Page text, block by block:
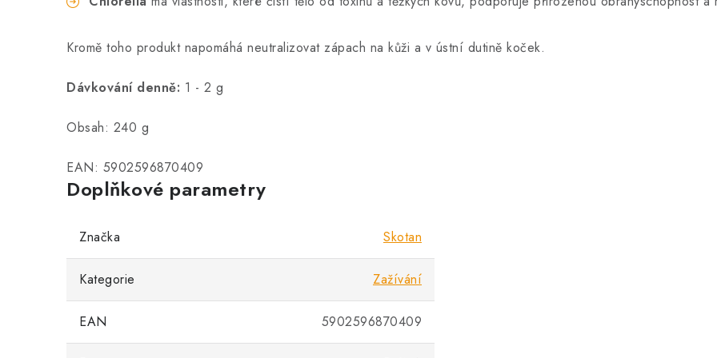
Kromě toho produkt napomáhá neutralizovat zápach na kůži a v ústní dutině koček.
Dávkování denně: 1 - 2 g
Obsah: 240 g
EAN: 5902596870409
Doplňkové parametry
Značka Skotan
Kategorie Zažívání
EAN 5902596870409